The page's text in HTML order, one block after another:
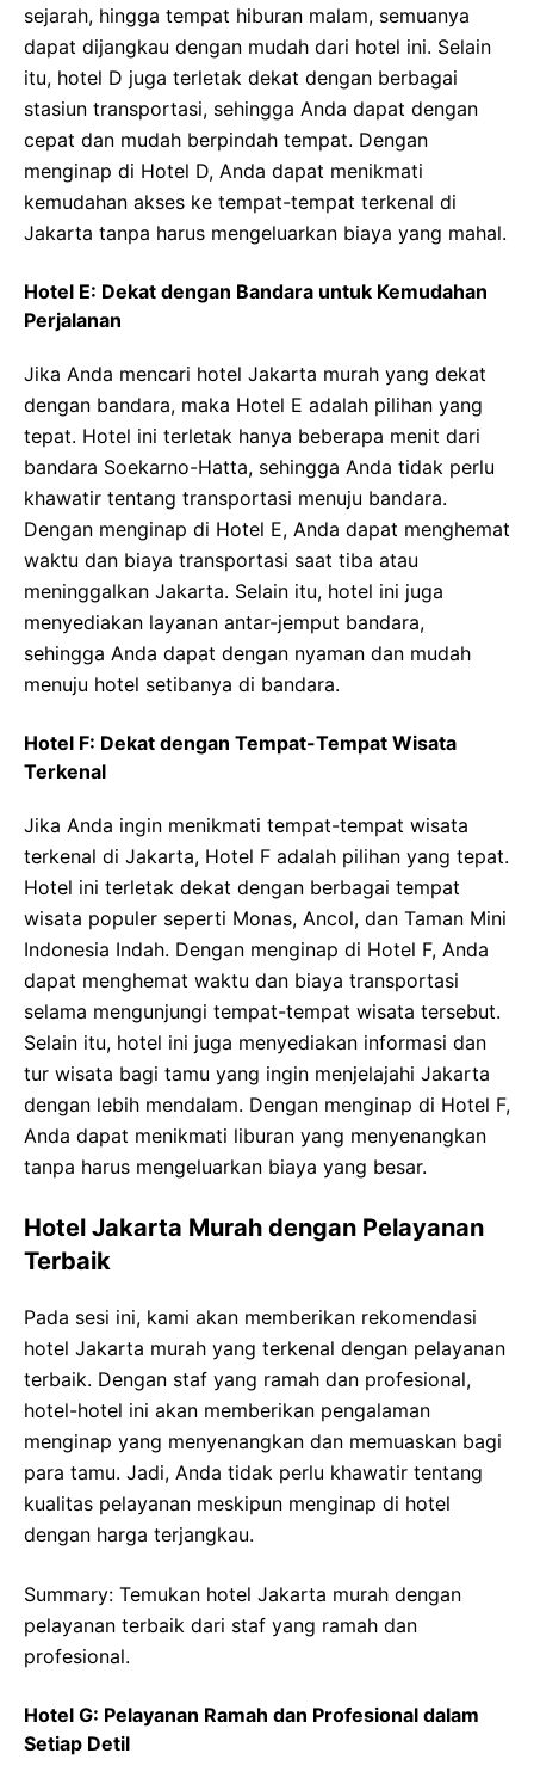
sejarah, hingga tempat hiburan malam, semuanya
dapat dijangkau dengan mudah dari hotel ini. Selain
itu, hotel D juga terletak dekat dengan berbagai
stasiun transportasi, sehingga Anda dapat dengan
cepat dan mudah berpindah tempat. Dengan
menginap di Hotel D, Anda dapat menikmati
kemudahan akses ke tempat-tempat terkenal di
Jakarta tanpa harus mengeluarkan biaya yang mahal.
Hotel E: Dekat dengan Bandara untuk Kemudahan
Perjalanan
Jika Anda mencari hotel Jakarta murah yang dekat
dengan bandara, maka Hotel E adalah pilihan yang
tepat. Hotel ini terletak hanya beberapa menit dari
bandara Soekarno-Hatta, sehingga Anda tidak perlu
khawatir tentang transportasi menuju bandara.
Dengan menginap di Hotel E, Anda dapat menghemat
waktu dan biaya transportasi saat tiba atau
meninggalkan Jakarta. Selain itu, hotel ini juga
menyediakan layanan antar-jemput bandara,
sehingga Anda dapat dengan nyaman dan mudah
menuju hotel setibanya di bandara.
Hotel F: Dekat dengan Tempat-Tempat Wisata
Terkenal
Jika Anda ingin menikmati tempat-tempat wisata
terkenal di Jakarta, Hotel F adalah pilihan yang tepat.
Hotel ini terletak dekat dengan berbagai tempat
wisata populer seperti Monas, Ancol, dan Taman Mini
Indonesia Indah. Dengan menginap di Hotel F, Anda
dapat menghemat waktu dan biaya transportasi
selama mengunjungi tempat-tempat wisata tersebut.
Selain itu, hotel ini juga menyediakan informasi dan
tur wisata bagi tamu yang ingin menjelajahi Jakarta
dengan lebih mendalam. Dengan menginap di Hotel F,
Anda dapat menikmati liburan yang menyenangkan
tanpa harus mengeluarkan biaya yang besar.
Hotel Jakarta Murah dengan Pelayanan
Terbaik
Pada sesi ini, kami akan memberikan rekomendasi
hotel Jakarta murah yang terkenal dengan pelayanan
terbaik. Dengan staf yang ramah dan profesional,
hotel-hotel ini akan memberikan pengalaman
menginap yang menyenangkan dan memuaskan bagi
para tamu. Jadi, Anda tidak perlu khawatir tentang
kualitas pelayanan meskipun menginap di hotel
dengan harga terjangkau.
Summary: Temukan hotel Jakarta murah dengan
pelayanan terbaik dari staf yang ramah dan
profesional.
Hotel G: Pelayanan Ramah dan Profesional dalam
Setiap Detil